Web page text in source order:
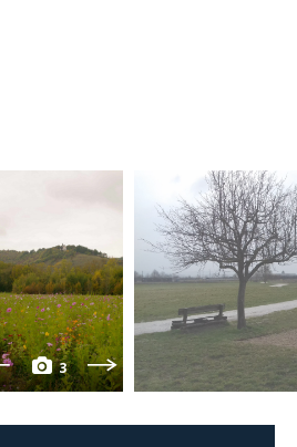
3